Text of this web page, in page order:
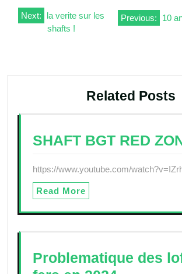
Navigation
Previous: 10
Next:
la verite sur les
shafts !
Related Posts
SHAFT BGT RED
https://www.youtube.com/
Read More
Problematique des